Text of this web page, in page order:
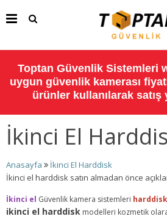
Toptan Güvenlik Sistemleri
uygun güvenlik kamerası
ürünler kullanılarak satış
İkinci El
Anasayfa
İkinci El Harddisk
İkinci el harddisk satın almadan önce
İkinci el Güvenlik kamera sistemleri harddisk
ikinci el harddisk modelleri kozmetik